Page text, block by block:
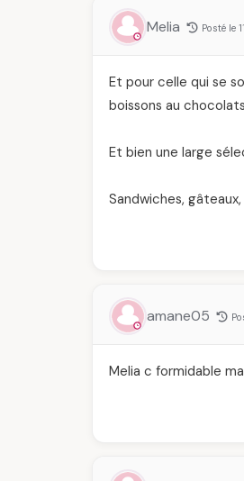
Melia Posté le
Et pour celle qui se
boissons au
Et bien une large
Sandwiches,
amane05
Melia c formidable